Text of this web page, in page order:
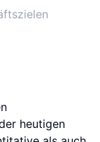
heutigen